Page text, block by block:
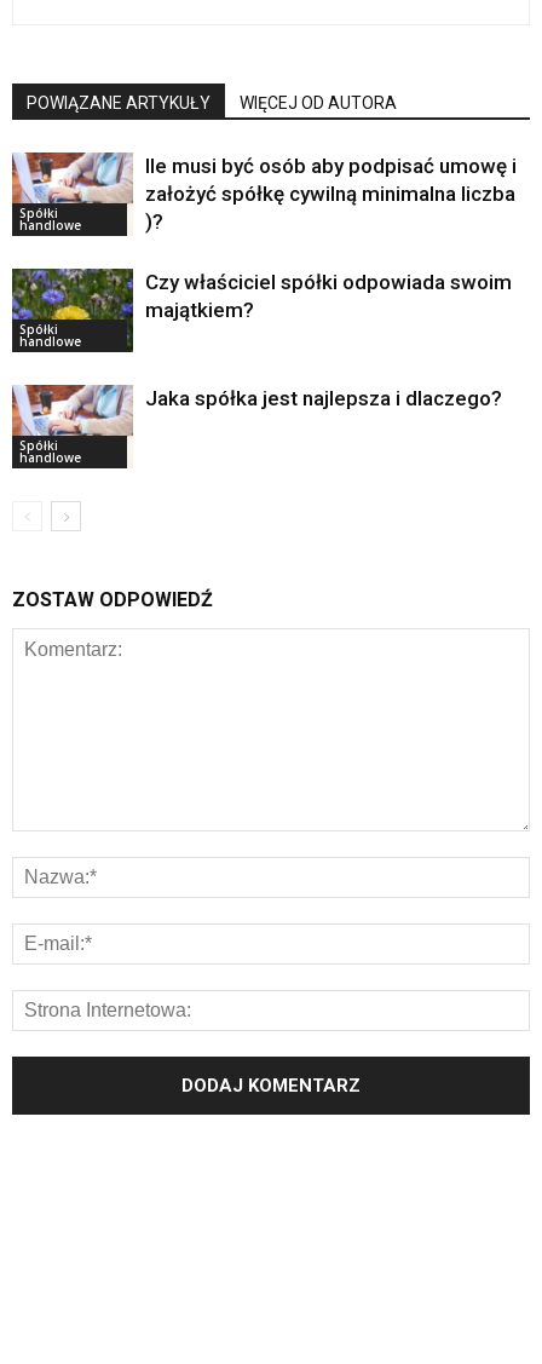
POWIĄZANE ARTYKUŁY WIĘCEJ OD AUTORA
Spółki
handlowe
Ile musi być osób aby podpisać umowę i
założyć spółkę cywilną minimalna liczba
)?
Spółki
handlowe
Czy właściciel spółki odpowiada swoim
majątkiem?
Spółki
handlowe
Jaka spółka jest najlepsza i dlaczego?
ZOSTAW ODPOWIEDŹ